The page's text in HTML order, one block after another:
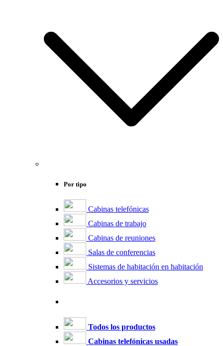
Por tipo
Cabinas telefónicas
Cabinas de trabajo
Cabinas de reuniones
Salas de conferencias
Sistemas de habitación en habitación
Accesorios y servicios
Todos los productos
Cabinas telefónicas usadas